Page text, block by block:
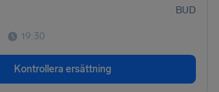
BUD
19:30
Kontrollera ersättning